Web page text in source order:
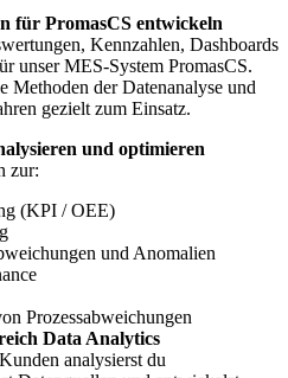
für PromasCS entwickeln
Kennzahlen, Dashboards
unser MES-System PromasCS.
Methoden der Datenanalyse und
gezielt zum Einsatz.
und optimieren
zur:
(KPI / OEE)
und Anomalien
Prozessabweichungen
Data Analytics
analysierst du